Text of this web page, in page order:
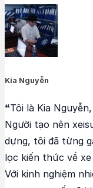
Kia Nguyễn
❝Tôi là Kia
Người tạo nên
dựng, tôi đã từng
lọc kiến thức về
Với kinh nghiệm